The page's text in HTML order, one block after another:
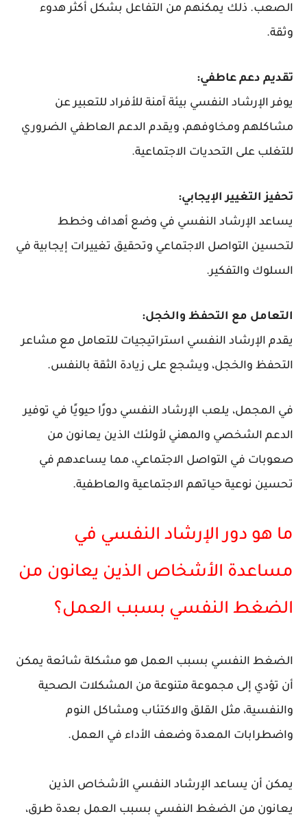
الصعب. ذلك يمكنهم من التفاعل بشكل أكثر هدوء
وثقة.
تقديم دعم عاطفي:
يوفر الإرشاد النفسي بيئة آمنة للأفراد للتعبير عن
مشاكلهم ومخاوفهم، ويقدم الدعم العاطفي الضروري
للتغلب على التحديات الاجتماعية.
تحفيز التغيير الإيجابي:
يساعد الإرشاد النفسي في وضع أهداف وخطط
لتحسين التواصل الاجتماعي وتحقيق تغييرات إيجابية في
السلوك والتفكير.
التعامل مع التحفظ والخجل:
يقدم الإرشاد النفسي استراتيجيات للتعامل مع مشاعر
التحفظ والخجل، ويشجع على زيادة الثقة بالنفس.
في المجمل، يلعب الإرشاد النفسي دورًا حيويًا في توفير
الدعم الشخصي والمهني لأولئك الذين يعانون من
صعوبات في التواصل الاجتماعي، مما يساعدهم في
تحسين نوعية حياتهم الاجتماعية والعاطفية.
ما هو دور الإرشاد النفسي في
مساعدة الأشخاص الذين يعانون من
الضغط النفسي بسبب العمل؟
الضغط النفسي بسبب العمل هو مشكلة شائعة يمكن
أن تؤدي إلى مجموعة متنوعة من المشكلات الصحية
والنفسية، مثل القلق والاكتئاب ومشاكل النوم
واضطرابات المعدة وضعف الأداء في العمل.
يمكن أن يساعد الإرشاد النفسي الأشخاص الذين
يعانون من الضغط النفسي بسبب العمل بعدة طرق،